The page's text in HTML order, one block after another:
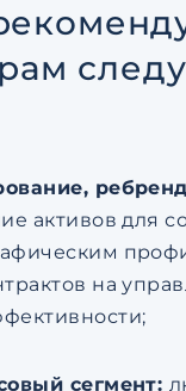
активов для
на
сегмент: